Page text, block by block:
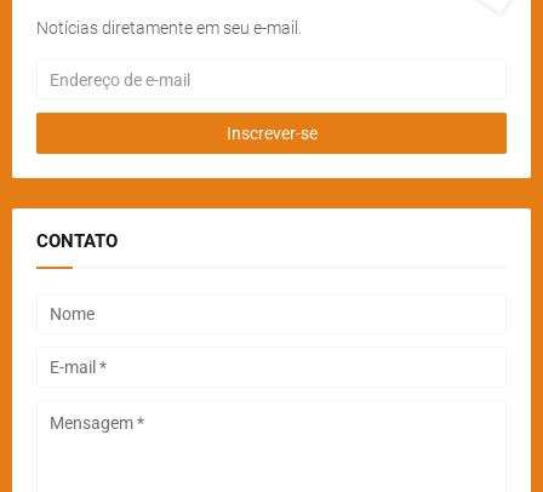
Notícias diretamente em seu e-mail.
CONTATO